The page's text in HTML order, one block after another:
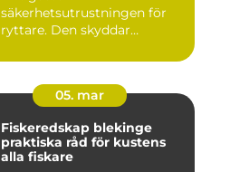
säkerhetsutrustningen för
ryttare. Den skyddar
05. mar
Fiskeredskap blekinge
praktiska råd för kustens
alla fiskare